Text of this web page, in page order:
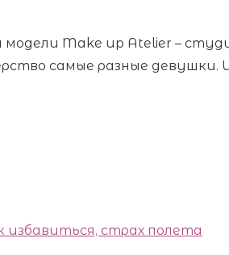
модели Make up Atelier –
самые разные девушки.